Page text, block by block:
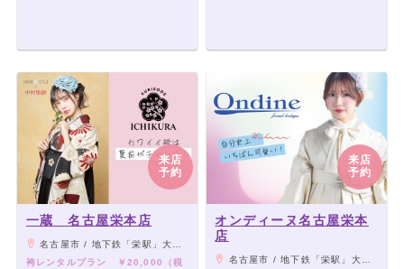
来店
予約
一蔵 名古屋栄本店
名古屋市 / 地下鉄「栄駅」大同特殊鋼Phenixスクエア（旧クリスタル広場）7番（S7a）出口より徒歩3分
袴レンタルプラン ￥20,000（税
来店
予約
オンディーヌ名古屋栄本
店
名古屋市 / 地下鉄「栄駅」大同特殊鋼Phenixスクエア（旧クリスタル広場）7番（S7a）出口より徒歩3分